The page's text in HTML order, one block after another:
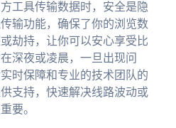
工具传输数据时，安全是隐
输功能，确保了你的浏览数
劫持，让你可以安心享受比
深夜或凌晨，一旦出现问
时保障和专业的技术团队的
支持，快速解决线路波动或
要。